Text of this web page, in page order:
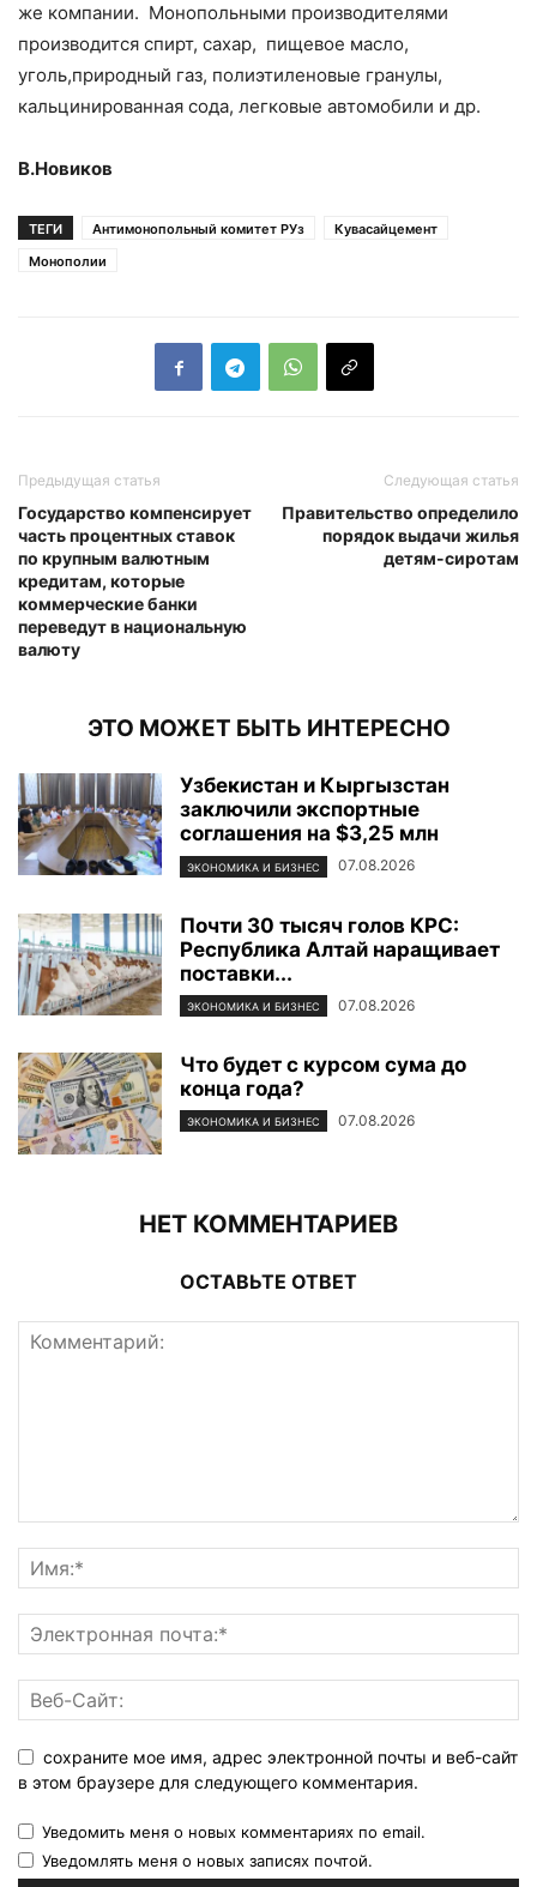
же компании. Монопольными производителями
производится спирт, сахар, пищевое масло,
уголь,природный газ, полиэтиленовые гранулы,
кальцинированная сода, легковые автомобили и др.
В.Новиков
ТЕГИ Антимонопольный комитет РУз
Кувасайцемент
Монополии
Предыдущая статья
Государство компенсирует
часть процентных ставок
по крупным валютным
кредитам, которые
коммерческие банки
переведут в национальную
валюту
Следующая статья
Правительство определило
порядок выдачи жилья
детям-сиротам
ЭТО МОЖЕТ БЫТЬ ИНТЕРЕСНО
Узбекистан и Кыргызстан
заключили экспортные
соглашения на $3,25 млн
ЭКОНОМИКА И БИЗНЕС 07.08.2026
Почти 30 тысяч голов КРС:
Республика Алтай наращивает
поставки...
ЭКОНОМИКА И БИЗНЕС 07.08.2026
Что будет с курсом сума до
конца года?
ЭКОНОМИКА И БИЗНЕС 07.08.2026
НЕТ КОММЕНТАРИЕВ
ОСТАВЬТЕ ОТВЕТ
сохраните мое имя, адрес электронной почты и веб-сайт
в этом браузере для следующего комментария.
Уведомить меня о новых комментариях по email.
Уведомлять меня о новых записях почтой.